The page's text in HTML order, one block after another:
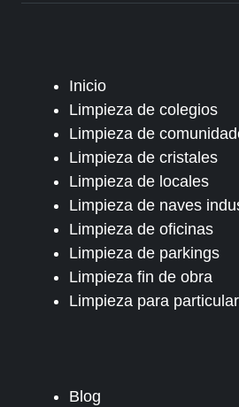
Inicio
Limpieza de colegios
Limpieza de
Limpieza de cristales
Limpieza de locales
Limpieza de naves
Limpieza de oficinas
Limpieza de parkings
Limpieza fin de obra
Limpieza para
Blog